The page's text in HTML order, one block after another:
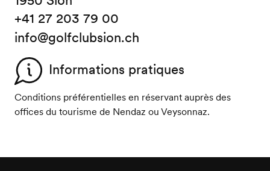
+41 27 203 79 00
info@golfclubsion.ch
Informations pratiques
Conditions préférentielles en réservant auprès des
offices du tourisme de Nendaz ou Veysonnaz.